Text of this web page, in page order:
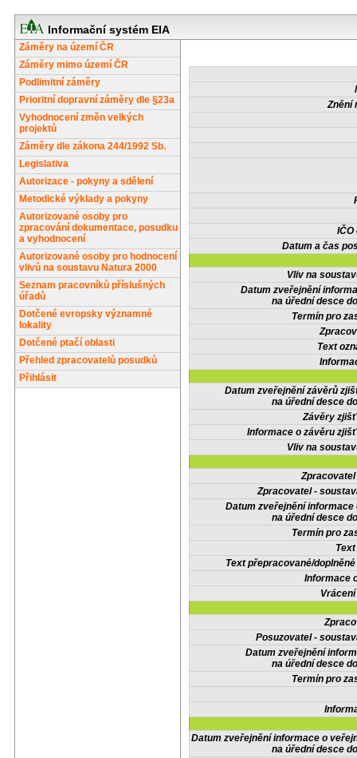
Informační systém EIA
Záměry na území ČR
Záměry mimo území ČR
Podlimitní záměry
Prioritní dopravní záměry dle §23a
Vyhodnocení změn velkých
projektů
Záměry dle zákona 244/1992 Sb.
Legislativa
Autorizace - pokyny a sdělení
Metodické výklady a pokyny
Autorizované osoby pro
zpracování dokumentace, posudku
a vyhodnocení
Autorizované osoby pro hodnocení
vlivů na soustavu Natura 2000
Seznam pracovníků příslušných
úřadů
Dotčené evropsky významné
lokality
Dotčené ptačí oblasti
Přehled zpracovatelů posudků
Přihlásit
Znění
IČO
Datum a čas
Vliv na
Datum zveřejnění
na úřední desce
Termín pro
Text
Datum zveřejnění závěrů
na úřední desce
Závěry
Informace o závěru
Vliv na
Zpracovatel -
Datum zveřejnění informace
na úřední desce
Termín pro
Text přepracované/
Informace
Posuzovatel -
Datum zveřejnění
na úřední desce
Termín pro
Datum zveřejnění informace o
na úřední desce